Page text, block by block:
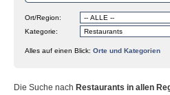
Ort/Region:
Kategorie:
Alles auf einen Blick: Orte und Kategorien
Die Suche nach Restaurants in allen